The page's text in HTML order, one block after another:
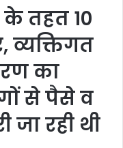
तहत 10
व्यक्तिगत
का
से पैसे व
जा रही थी